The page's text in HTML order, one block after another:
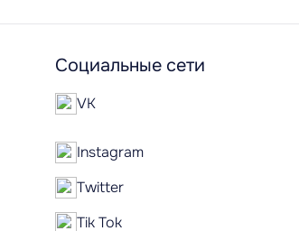
Социальные сети
VK
Instagram
Twitter
Tik Tok